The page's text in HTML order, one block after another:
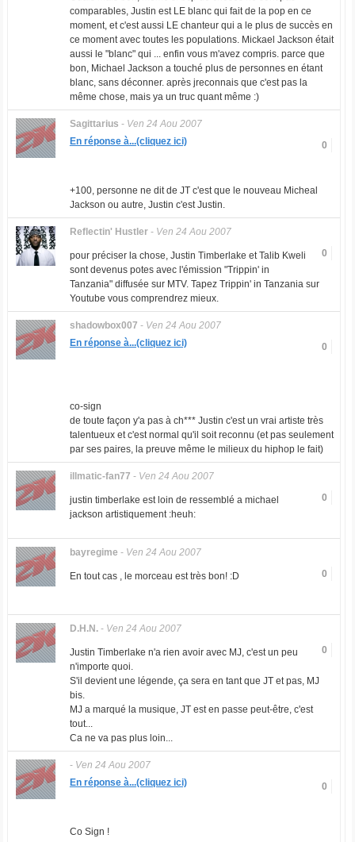
comparables, Justin est LE blanc qui fait de la pop en ce
moment, et c'est aussi LE chanteur qui a le plus de succès en
ce moment avec toutes les populations. Mickael Jackson était
aussi le "blanc" qui ... enfin vous m'avez compris. parce que
bon, Michael Jackson a touché plus de personnes en étant
blanc, sans déconner. après jreconnais que c'est pas la
même chose, mais ya un truc quant même :)
Sagittarius - Ven 24 Aou 2007
0
En réponse à...(cliquez ici)
+100, personne ne dit de JT c'est que le nouveau Micheal
Jackson ou autre, Justin c'est Justin.
Reflectin' Hustler- Ven 24 Aou 2007
0
pour préciser la chose, Justin Timberlake et Talib Kweli
sont devenus potes avec l'émission "Trippin' in
Tanzania" diffusée sur MTV. Tapez Trippin' in Tanzania sur
Youtube vous comprendrez mieux.
shadowbox007 - Ven 24 Aou 2007
0
En réponse à...(cliquez ici)
co-sign
de toute façon y'a pas à ch*** Justin c'est un vrai artiste très
talentueux et c'est normal qu'il soit reconnu (et pas seulement
par ses paires, la preuve même le milieux du hiphop le fait)
illmatic-fan77 - Ven 24 Aou 2007
0
justin timberlake est loin de ressemblé a michael
jackson artistiquement :heuh:
bayregime - Ven 24 Aou 2007
0
En tout cas , le morceau est très bon! :D
D.H.N.- Ven 24 Aou 2007
0
Justin Timberlake n'a rien avoir avec MJ, c'est un peu
n'importe quoi.
S'il devient une légende, ça sera en tant que JT et pas, MJ
bis.
MJ a marqué la musique, JT est en passe peut-être, c'est
tout...
Ca ne va pas plus loin...
- Ven 24 Aou 2007
0
En réponse à...(cliquez ici)
Co Sign !